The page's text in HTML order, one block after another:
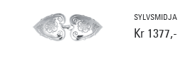
SYLVSMIDJA
Kr 1377,-